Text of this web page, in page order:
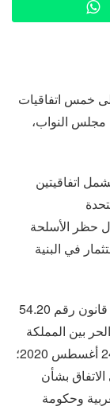
خمس اتفاقيات
مجلس النواب،
اتفاقيتين
حظر الأسلحة
في البنية
وتهم الاتفاقيتان الثنائيتان، وفق البلاغ، مشروع قانون رقم 54.20
بين المملكة
المغربية وجمهورية تركيا، الموقع بالرباط في 24 أغسطس 2020؛
على الاتفاق بشأن
وحكومة